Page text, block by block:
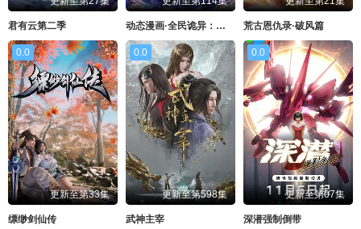
君有云第二季 动态漫画·全民诡异：开局掌握零元购 荒古恩仇录·破风篇
0.0
更新至第33集
缥缈剑仙传
0.0
更新至第598集
武神主宰
0.0
更新至第07集
深潜强制倒带